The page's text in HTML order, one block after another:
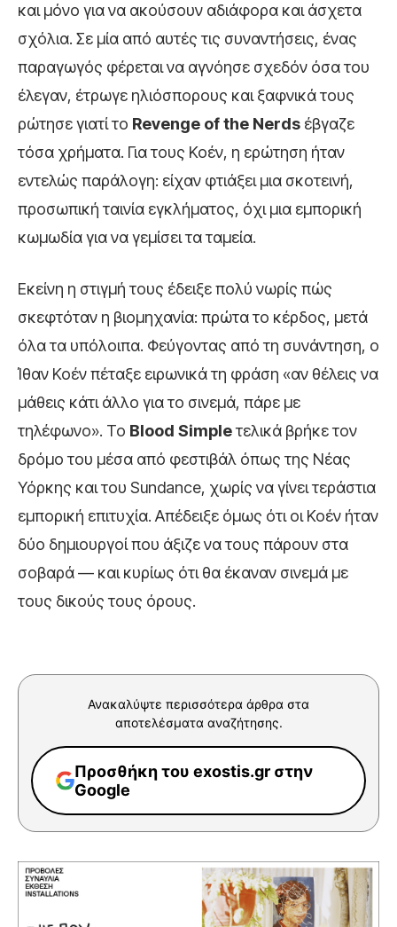
και μόνο για να ακούσουν αδιάφορα και άσχετα
σχόλια. Σε μία από αυτές τις συναντήσεις, ένας
παραγωγός φέρεται να αγνόησε σχεδόν όσα του
έλεγαν, έτρωγε ηλιόσπορους και ξαφνικά τους
ρώτησε γιατί το Revenge of the Nerds έβγαζε
τόσα χρήματα. Για τους Κοέν, η ερώτηση ήταν
εντελώς παράλογη: είχαν φτιάξει μια σκοτεινή,
προσωπική ταινία εγκλήματος, όχι μια εμπορική
κωμωδία για να γεμίσει τα ταμεία.
Εκείνη η στιγμή τους έδειξε πολύ νωρίς πώς
σκεφτόταν η βιομηχανία: πρώτα το κέρδος, μετά
όλα τα υπόλοιπα. Φεύγοντας από τη συνάντηση, ο
Ίθαν Κοέν πέταξε ειρωνικά τη φράση «αν θέλεις να
μάθεις κάτι άλλο για το σινεμά, πάρε με
τηλέφωνο». Το Blood Simpleτελικά βρήκε τον
δρόμο του μέσα από φεστιβάλ όπως της Νέας
Υόρκης και του Sundance, χωρίς να γίνει τεράστια
εμπορική επιτυχία. Απέδειξε όμως ότι οι Κοέν ήταν
δύο δημιουργοί που άξιζε να τους πάρουν στα
σοβαρά — και κυρίως ότι θα έκαναν σινεμά με
τους δικούς τους όρους.
Ανακαλύψτε περισσότερα άρθρα στα
αποτελέσματα αναζήτησης.
Προσθήκη του exostis.gr στην
Google